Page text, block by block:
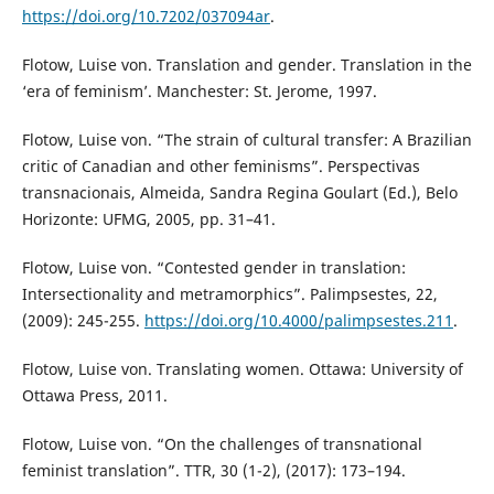
https://doi.org/10.7202/037094ar.
Flotow, Luise von. Translation and gender. Translation in the
‘era of feminism’. Manchester: St. Jerome, 1997.
Flotow, Luise von. “The strain of cultural transfer: A Brazilian
critic of Canadian and other feminisms”. Perspectivas
transnacionais, Almeida, Sandra Regina Goulart (Ed.), Belo
Horizonte: UFMG, 2005, pp. 31–41.
Flotow, Luise von. “Contested gender in translation:
Intersectionality and metramorphics”. Palimpsestes, 22,
(2009): 245-255. https://doi.org/10.4000/palimpsestes.211 .
Flotow, Luise von. Translating women. Ottawa: University of
Ottawa Press, 2011.
Flotow, Luise von. “On the challenges of transnational
feminist translation”. TTR, 30 (1-2), (2017): 173–194.